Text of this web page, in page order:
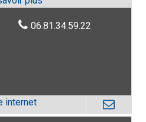
06.81.34.59.22